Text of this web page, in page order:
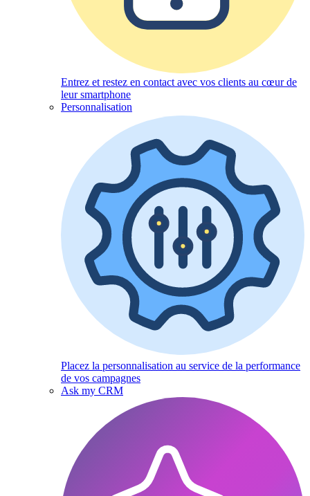
Entrez et restez en contact avec vos clients au cœur de
leur smartphone
Personnalisation
Placez la personnalisation au service de la performance
de vos campagnes
Ask my CRM